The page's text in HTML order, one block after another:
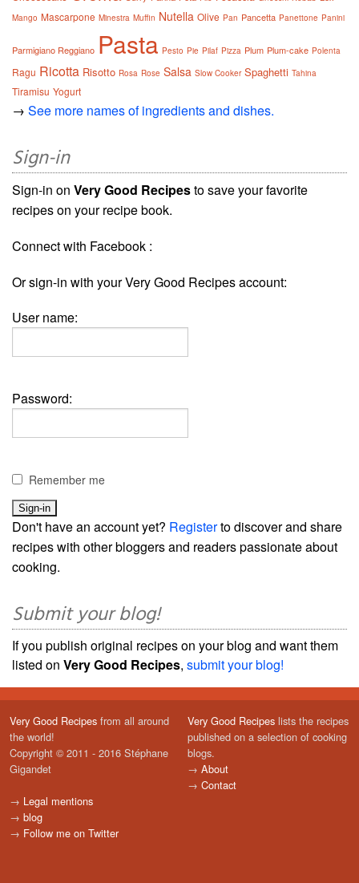
Mango Mascarpone Minestra Muffin Nutella Olive Pan Pancetta Panettone Panini
Parmigiano Reggiano Pasta Pesto Pie Pilaf Pizza Plum Plum-cake Polenta
Ragu Ricotta Risotto Rosa Rose Salsa Slow Cooker Spaghetti Tahina
Tiramisu Yogurt
→ See more names of ingredients and dishes.
Sign-in
Sign-in on Very Good Recipesto save your favorite
recipes on your recipe book.
Connect with Facebook :
Or sign-in with your Very Good Recipes account:
User name:
Password:
Remember me
Don't have an account yet? Registerto discover and share
recipes with other bloggers and readers passionate about
cooking.
Submit your blog!
If you publish original recipes on your blog and want them
listed on Very Good Recipes, submit your blog!
Very Good Recipes from all around
the world!
Copyright © 2011 - 2016 Stéphane
Gigandet
→ Legal mentions
→ blog
→ Follow me on Twitter
Very Good Recipes lists the recipes
published on a selection of cooking
blogs.
→ About
→ Contact